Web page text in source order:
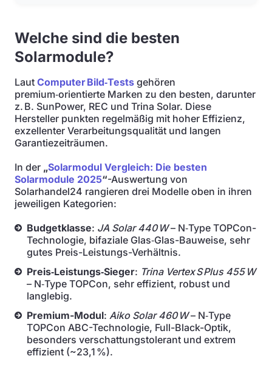
Welche sind die besten
Solarmodule?
Laut Computer Bild‑Tests gehören
premium‑orientierte Marken zu den besten, darunter
z. B. SunPower, REC und Trina Solar. Diese
Hersteller punkten regelmäßig mit hoher Effizienz,
exzellenter Verarbeitungsqualität und langen
Garantiezeiträumen.
In der „Solarmodul Vergleich: Die besten
Solarmodule 2025“-Auswertung von
Solarhandel24 rangieren drei Modelle oben in ihren
jeweiligen Kategorien:
Budgetklasse: JA Solar 440 W– N‑Type TOPCon-
Technologie, bifaziale Glas‑Glas-Bauweise, sehr
gutes Preis-Leistungs-Verhältnis.
Preis‑Leistungs‑Sieger: Trina Vertex S Plus 455 W
– N‑Type TOPCon, sehr effizient, robust und
langlebig.
Premium-Modul: Aiko Solar 460 W– N‑Type
TOPCon ABC-Technologie, Full-Black-Optik,
besonders verschattungstolerant und extrem
effizient (~23,1 %).